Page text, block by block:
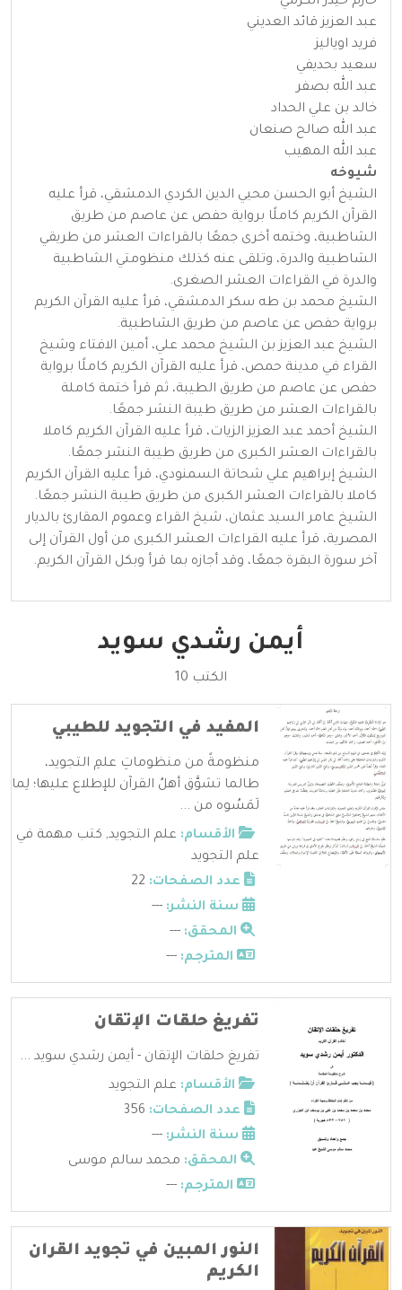
عبد العزيز قائد العديني
فريد اوياليز
سعيد بحديفي
عبد الله بصفر
خالد بن علي الحداد
عبد الله صالح صنعان
عبد الله المهيب
شيوخه
الشيخ أبو الحسن محيي الدين الكردي الدمشقي، قرأ عليه
القرآن الكريم كاملًا برواية حفص عن عاصم من طريق
الشاطبية، وختمه أخرى جمعًا بالقراءات العشر من طريقي
الشاطبية والدرة، وتلقى عنه كذلك منظومتي الشاطبية
والدرة في القراءات العشر الصغرى.
الشيخ محمد بن طه سكر الدمشقي، قرأ عليه القرآن الكريم
برواية حفص عن عاصم من طريق الشاطبية.
الشيخ عبد العزيز بن الشيخ محمد علي، أمين الافتاء وشيخ
القراء في مدينة حمص، قرأ عليه القرآن الكريم كاملًا برواية
حفص عن عاصم من طريق الطيبة، ثم قرأ ختمة كاملة
بالقراءات العشر من طريق طيبة النشر جمعًا.
الشيخ أحمد عبد العزيز الزيات، قرأ عليه القرآن الكريم كاملا
بالقراءات العشر الكبرى من طريق طيبة النشر جمعًا.
الشيخ إبراهيم علي شحاتة السمنودي، قرأ عليه القرآن الكريم
كاملا بالقراءات العشر الكبرى من طريق طيبة النشر جمعًا.
الشيخ عامر السيد عثمان، شيخ القراء وعموم المقارئ بالديار
المصرية، قرأ عليه القراءات العشر الكبرى من أول القرآن إلى
آخر سورة البقرة جمعًا، وقد أجازه بما قرأ وبكل القرآن الكريم.
أيمن رشدي سويد
الكتب 10
المفيد في التجويد للطيبي
منظومةً من منظوماتِ علمِ التجويد،
طالما تشوَّق أهلُ القرآن للإطلاع عليها؛ لِما
لَمَسُوه من ...
الأقسام: علم التجويد, كتب مهمة في
علم التجويد
عدد الصفحات:
سنة النشر: ---
المحقق: ---
المترجم: ---
تفريغ حلقات الإتقان
تفريغ حلقات الإتقان - أيمن رشدي سويد ...
الأقسام: علم التجويد
عدد الصفحات:
سنة النشر: ---
المحقق: محمد سالم موسى
المترجم: ---
النور المبين في تجويد القران
الكريم